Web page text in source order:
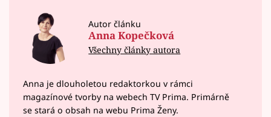
Autor článku
Anna Kopečková
Všechny články autora
Anna je dlouholetou redaktorkou v rámci
magazínové tvorby na webech TV Prima. Primárně
se stará o obsah na webu Prima Ženy.